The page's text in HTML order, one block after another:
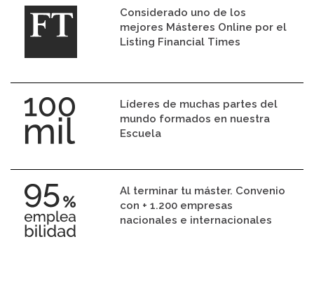
Considerado uno de los
mejores Másteres Online por el
Listing Financial Times
Líderes de muchas partes del
mundo formados en nuestra
Escuela
Al terminar tu máster. Convenio
con + 1.200 empresas
nacionales e internacionales